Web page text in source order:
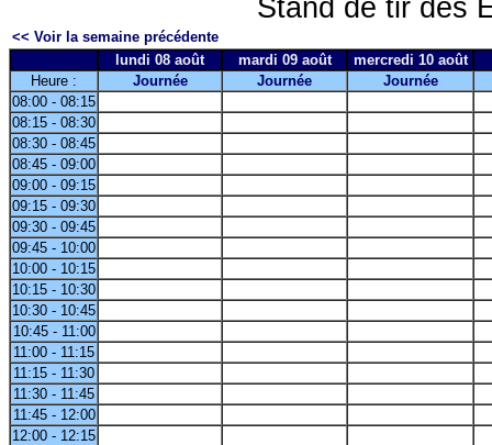
Stand de tir des
<< Voir la semaine précédente
lundi 08 août
mardi 09 août
mercredi 10 août
Heure :
Journée Journée
Journée
08:00 - 08:15
08:15 - 08:30
08:30 - 08:45
08:45 - 09:00
09:00 - 09:15
09:15 - 09:30
09:30 - 09:45
09:45 - 10:00
10:00 - 10:15
10:15 - 10:30
10:30 - 10:45
10:45 - 11:00
11:00 - 11:15
11:15 - 11:30
11:30 - 11:45
11:45 - 12:00
12:00 - 12:15